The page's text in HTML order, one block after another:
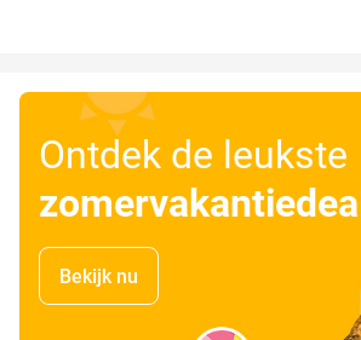
Ontdek de leukste
Bekijk nu